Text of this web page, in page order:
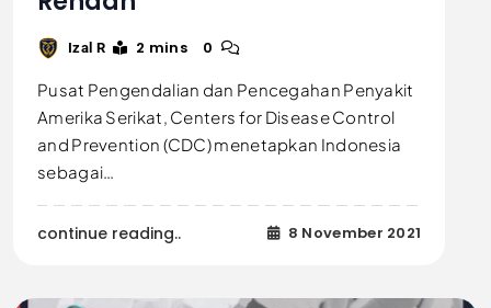
Izal R 2 mins
0
Pusat Pengendalian dan Pencegahan Penyakit
Amerika Serikat, Centers for Disease Control
and Prevention (CDC) menetapkan Indonesia
sebagai…
continue reading.. 8 November 2021